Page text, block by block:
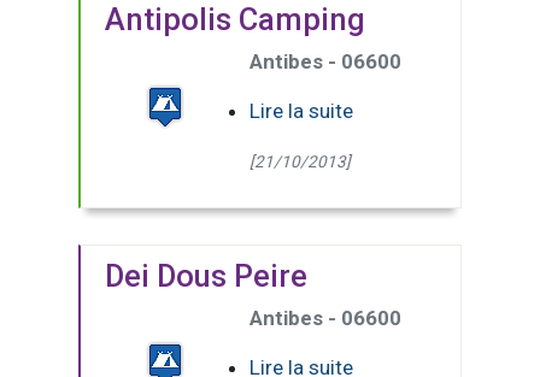
Antipolis Camping
Antibes - 06600
Lire la suite
[21/10/2013]
Dei Dous Peire
Antibes - 06600
Lire la suite